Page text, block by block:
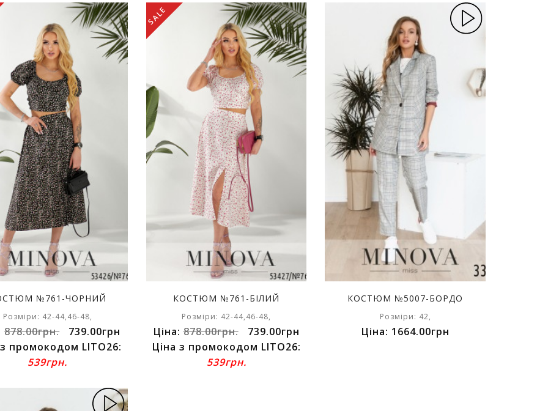
№761-ЧОРНИЙ
Розміри: 42-44,46-48,
878.00грн.
739.00грн
промокодом LITO26:
539грн.
SALE
КОСТЮМ №761-БІЛИЙ
Розміри: 42-44,46-48,
Ціна:878.00грн.
739.00грн
Ціна з промокодом LITO26:
539грн.
КОСТЮМ №5007-БОРДО
Розміри: 42,
Ціна: 1664.00грн